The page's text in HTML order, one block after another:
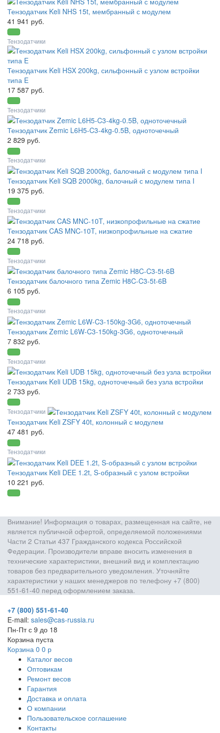
Тензодатчик Keli NHS 15t, мембранный с модулем
41 941 руб.
Тензодатчики
Тензодатчик Keli HSX 200kg, сильфонный с узлом встройки
типа E
17 587 руб.
Тензодатчики
Тензодатчик Zemic L6H5-C3-4kg-0.5B, одноточечный
2 829 руб.
Тензодатчики
Тензодатчик Keli SQB 2000kg, балочный с модулем типа I
19 375 руб.
Тензодатчики
Тензодатчик CAS MNC-10T, низкопрофильные на сжатие
24 718 руб.
Тензодатчики
Тензодатчик балочного типа Zemic H8C-C3-5t-6B
6 105 руб.
Тензодатчики
Тензодатчик Zemic L6W-C3-150kg-3G6, одноточечный
7 832 руб.
Тензодатчики
Тензодатчик Keli UDB 15kg, одноточечный без узла встройки
2 733 руб.
Тензодатчики
Тензодатчик Keli ZSFY 40t, колонный с модулем
47 481 руб.
Тензодатчики
Тензодатчик Keli DEE 1.2t, S-образный с узлом встройки
10 221 руб.
Внимание! Информация о товарах, размещенная на сайте, не
является публичной офертой, определяемой положениями
Части 2 Статьи 437 Гражданского кодекса Российской
Федерации. Производители вправе вносить изменения в
технические характеристики, внешний вид и комплектацию
товаров без предварительного уведомления. Уточняйте
характеристики у наших менеджеров по телефону +7 (800)
551-61-40 перед оформлением заказа.
+7 (800) 551-61-40
E-mail: sales@cas-russia.ru
Пн-Пт с 9 до 18
Корзина пуста
Корзина 0 0 р
Каталог весов
Оптовикам
Ремонт весов
Гарантия
Доставка и оплата
О компании
Пользовательское соглашение
Контакты